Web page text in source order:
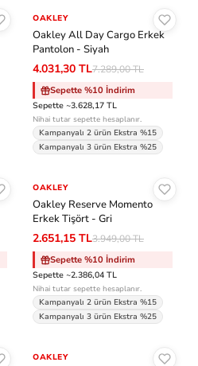
-%45
OAKLEY
Oakley All Day Cargo Erkek
Pantolon - Siyah
4.031,30 TL7.289,00 TL
Sepette %10 İndirim
Sepette ~3.628,17 TL
Nihai tutar sepette hesaplanır.
Kampanyalı 2 ürün Ekstra %15
Kampanyalı 3 ürün Ekstra %25
-%33
OAKLEY
Oakley Reserve Momento
Erkek Tişört - Gri
2.651,15 TL3.949,00 TL
Sepette %10 İndirim
Sepette ~2.386,04 TL
Nihai tutar sepette hesaplanır.
Kampanyalı 2 ürün Ekstra %15
Kampanyalı 3 ürün Ekstra %25
-%33
OAKLEY